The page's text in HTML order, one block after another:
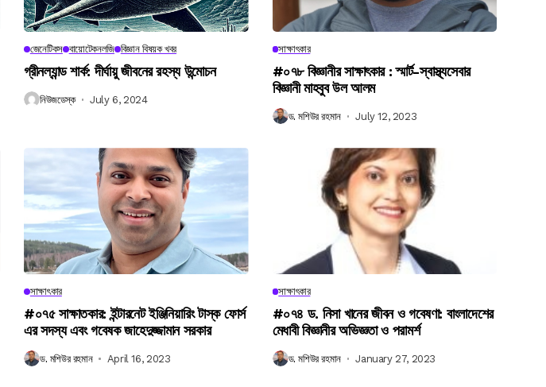
জেনেটিকস বায়োটেকনলজি বিজ্ঞান বিষয়ক খবর
গ্রীনল্যান্ড শার্ক: দীর্ঘায়ু জীবনের রহস্য উন্মোচন
নিউজডেস্ক July 6, 2024
সাক্ষাৎকার
#০৭৮ বিজ্ঞানীর সাক্ষাৎকার : স্মার্ট-স্বাস্থ্যসেবার
বিজ্ঞানী মাহবুব উল আলম
ড. মশিউর রহমান July 12, 2023
সাক্ষাৎকার
#০৭৫ সাক্ষাতকার: ইন্টারনেট ইঞ্জিনিয়ারিং টাস্ক ফোর্স
এর সদস্য এবং গবেষক জাহেদুজ্জামান সরকার
ড. মশিউর রহমান April 16, 2023
সাক্ষাৎকার
#০৭৪ ড. নিসা খানের জীবন ও গবেষণা: বাংলাদেশের
মেধাবী বিজ্ঞানীর অভিজ্ঞতা ও পরামর্শ
ড. মশিউর রহমান January 27, 2023